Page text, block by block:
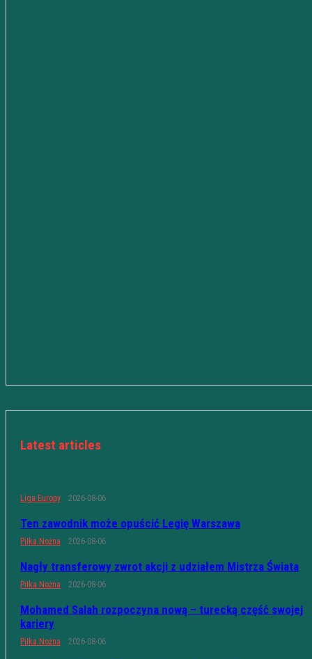
Latest articles
Liga Europy 2026-08-06
Ten zawodnik może opuścić Legię Warszawa
Piłka Nożna 2026-08-06
Nagły transferowy zwrot akcji z udziałem Mistrza Świata
Piłka Nożna 2026-08-06
Mohamed Salah rozpoczyna nową – turecką część swojej
kariery
Piłka Nożna 2026-08-06